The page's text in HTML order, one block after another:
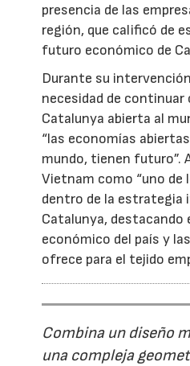
presencia de las
región, que calificó de
futuro económico de
Durante su
necesidad de continuar
Catalunya abierta al
“las economías
mundo, tienen futuro”.
Vietnam como “uno de
dentro de la estrategia
Catalunya, destacando
económico del país y
ofrece para el tejido
Combina un diseño
una compleja